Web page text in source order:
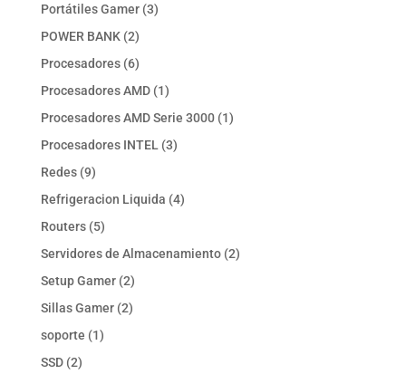
Portátiles Gamer 33
POWER BANK 22
productos
Procesadores 66
productos
Procesadores AMD 11
producto
Procesadores AMD Serie 3000 11
Procesadores INTEL 33
Redes 99
productos
Refrigeracion Liquida 44
Routers 55
productos
Servidores de Almacenamiento 22
Setup Gamer 22
productos
Sillas Gamer 22
soporte 11
SSD 22